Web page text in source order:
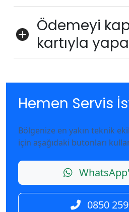
Ödemeyi
kartıyla
Hemen Servis
Bölgenize en yakın teknik
için aşağıdaki butonları
0850